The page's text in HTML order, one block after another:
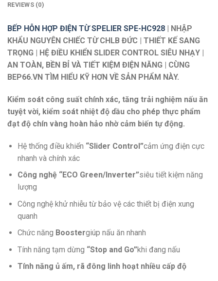
REVIEWS (0)
BẾP HỖN HỢP ĐIỆN TỪ SPELIER SPE-HC928 | NHẬP
KHẨU NGUYÊN CHIẾC TỪ CHLB ĐỨC | THIẾT KẾ SANG
TRỌNG | HỆ ĐIỀU KHIỂN SLIDER CONTROL SIÊU NHẠY |
AN TOÀN, BỀN BỈ VÀ TIẾT KIỆM ĐIỆN NĂNG | CÙNG
BEP66.VN TÌM HIỂU KỸ HƠN VỀ SẢN PHẨM NÀY.
Kiểm soát công suất chính xác, tăng trải nghiệm nấu ăn
tuyệt vời, kiểm soát nhiệt độ dầu cho phép thực phẩm
đạt độ chín vàng hoàn hảo nhờ cảm biến tự động.
Hệ thống điều khiển “Slider Control”cảm ứng điện cực
nhanh và chính xác
Công nghệ “ECO Green/Inverter”siêu tiết kiệm năng
lượng
Công nghệ khử nhiễu từ bảo vệ các thiết bị điện xung
quanh
Chức năng Boostergiúp nấu ăn nhanh
Tính năng tạm dừng “Stop and Go”khi đang nấu
Tính năng ủ ấm, rã đông linh hoạt nhiều cấp độ